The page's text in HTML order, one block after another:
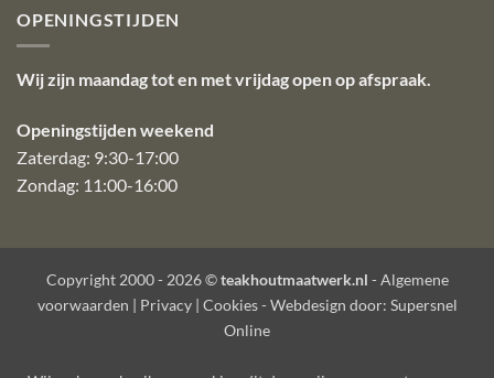
OPENINGSTIJDEN
Wij zijn maandag tot en met vrijdag open op afspraak.
Openingstijden weekend
Zaterdag: 9:30-17:00
Zondag: 11:00-16:00
Copyright 2000 - 2026 ©teakhoutmaatwerk.nl - Algemene
voorwaarden | Privacy| Cookies- Webdesign door: Supersnel
Online